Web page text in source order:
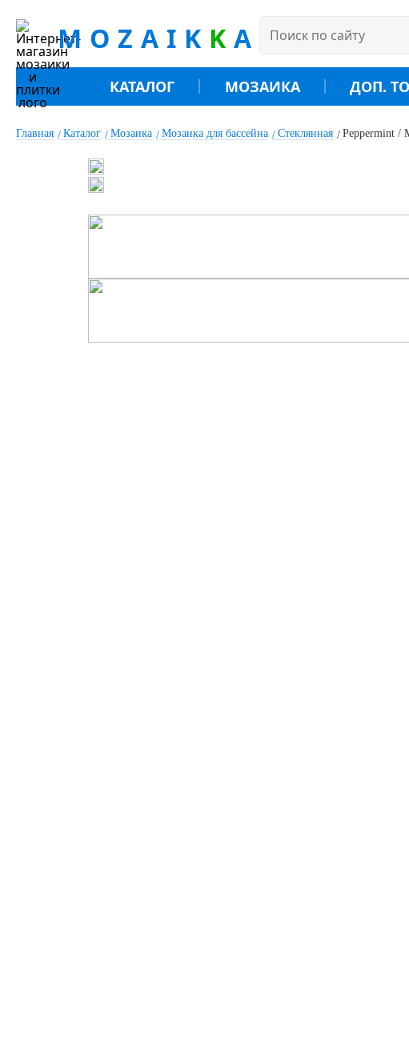
MOZAIK K A
КАТАЛОГ МОЗАИКА ДОП.
Главная Каталог Мозаика Мозаика для бассейна Стеклянная Peppermint /